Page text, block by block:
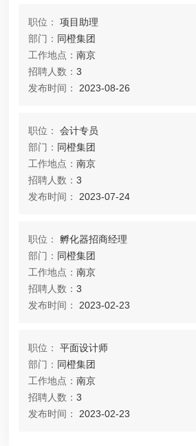
职位：项目助理
部门： 同橙集团
工作地点：南京
招聘人数：3
发布时间： 2023-08-26
职位：会计专员
部门： 同橙集团
工作地点：南京
招聘人数：3
发布时间： 2023-07-24
职位： 孵化器招商经理
部门： 同橙集团
工作地点：南京
招聘人数：3
发布时间： 2023-02-23
职位：平面设计师
部门： 同橙集团
工作地点：南京
招聘人数：3
发布时间： 2023-02-23